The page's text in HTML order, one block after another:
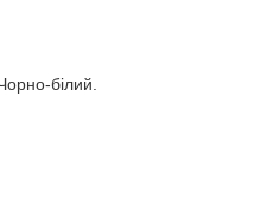
білий.